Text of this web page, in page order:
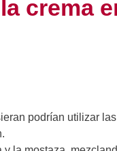
crema
podrían utilizar